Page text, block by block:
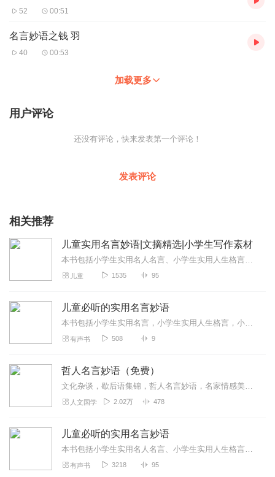
52 00:51
名言妙语之钱 羽
40 00:53
加载更多
用户评论
还没有评论，快来发表第一个评论！
发表评论
相关推荐
儿童实用名言妙语|文摘精选|小学生写作素材
本书包括小学生实用名人名言、小学生实用人生格言、小学生实用处世警言、小学生实用校园赠言、小学生实用青春寄语等内容。编著：刘力播讲：姜林杉
儿童 1535 95
儿童必听的实用名言妙语
本书包括小学生实用名言，小学生实用人生格言，小学生实用处事警言，小学生实用校园赠言，小学生实用青春寄语等。
有声书 508 9
哲人名言妙语（免费）
文化杂谈，歇后语集锦，哲人名言妙语，名家情感美文……闲暇听听，陶冶情操，提升内涵，彰显魅力！
人文国学 2.02万 478
儿童必听的实用名言妙语
本书包括小学生实用名人名言、小学生实用人生格言、小学生实用处世警言、小学生实用校园赠言、小学生实用青春寄语等内容。
有声书 3218 95